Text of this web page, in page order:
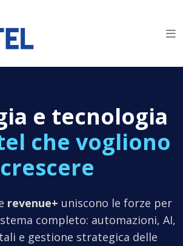
e tecnologia
che vogliono
crescere
revenue+ uniscono le forze per
completo: automazioni, AI,
e gestione strategica delle